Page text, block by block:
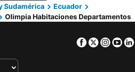
Sudamérica
Ecuador
Olimpia Habitaciones Departamentos
Facebook
Twitter